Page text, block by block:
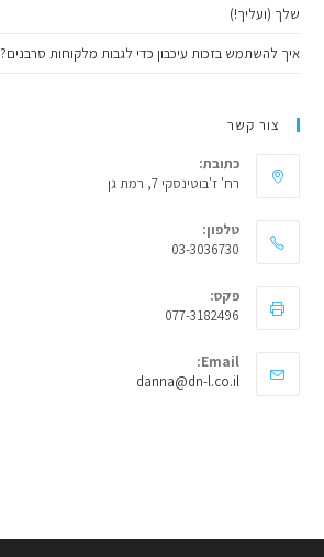
שלך (ועליך!)
איך להשתמש בזכות עיכבון כדי לגבות מלקוחות סרבנים?
צור קשר
כתובת:
רח' ז'בוטינסקי 7, רמת גן
טלפון:
03-3036730
פקס:
077-3182496
Email:
danna@dn-l.co.il